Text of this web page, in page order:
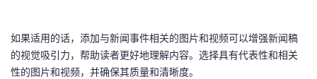
如果适用的话，添加与新闻事件相关的图片和视频可以增强新闻稿
的视觉吸引力，帮助读者更好地理解内容。选择具有代表性和相关
性的图片和视频，并确保其质量和清晰度。